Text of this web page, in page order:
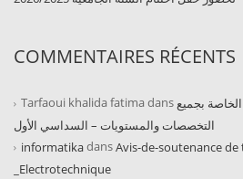
COMMENTAIRES RÉCENTS
Tarfaoui khalida fatima dansالخاصة بجميع
التخصصات والمستويات – السداسي الأول
informatikadansAvis-de-soutenance
_Electrotechnique